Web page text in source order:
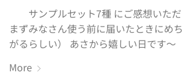
サンプルセット7種 にご感想いただ
まずみなさん使う前に届いたときにめ
がるらしい） あさから嬉しい日です
More